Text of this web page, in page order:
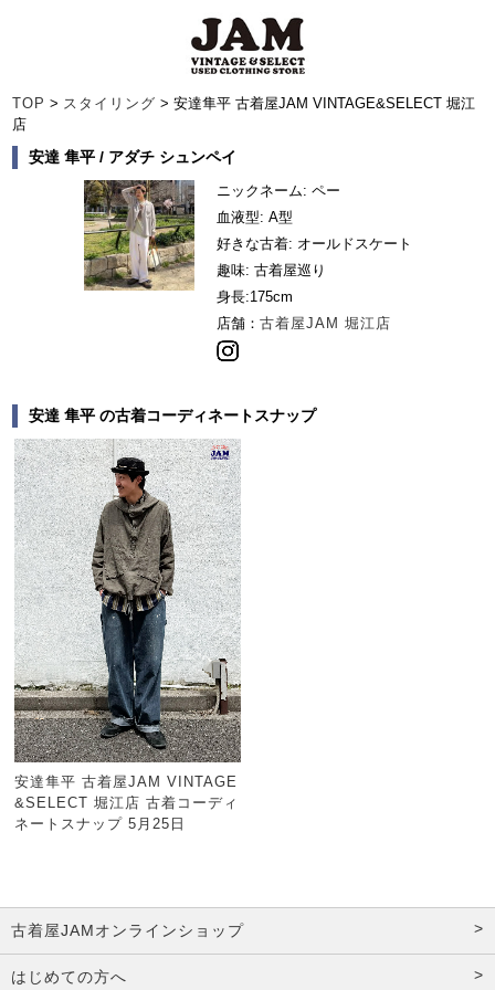
TOP > スタイリング > 安達隼平 古着屋JAM VINTAGE&SELECT 堀江
店
安達 隼平 / アダチ シュンペイ
ニックネーム: ペー
血液型: A型
好きな古着: オールドスケート
趣味: 古着屋巡り
身長:175cm
店舗： 古着屋JAM 堀江店
安達 隼平 の古着コーディネートスナップ
安達隼平 古着屋JAM VINTAGE
&SELECT 堀江店 古着コーディ
ネートスナップ 5月25日
古着屋JAMオンラインショップ
はじめての方へ